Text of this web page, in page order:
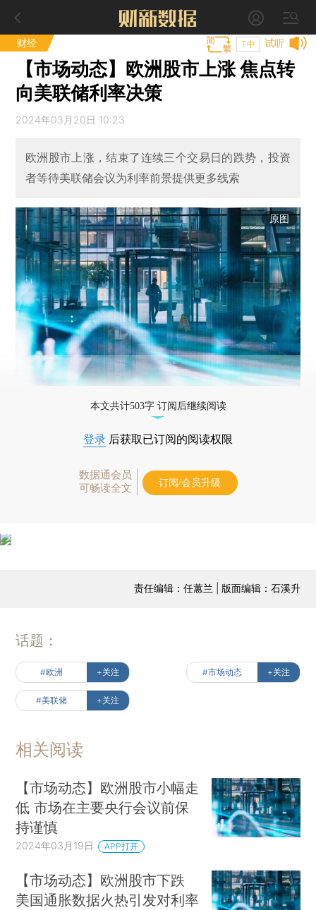
财经 试听
T中
【市场动态】欧洲股市上涨 焦点转
向美联储利率决策
2024年03月20日 10:23
欧洲股市上涨，结束了连续三个交易日的跌势，投资
者等待美联储会议为利率前景提供更多线索
原图
本文共计503字 订阅后继续阅读
登录 后获取已订阅的阅读权限
数据通会员
可畅读全文
订阅/会员升级
责任编辑：任蕙兰 | 版面编辑：石溪升
话题：
#欧洲 +关注 #市场动态 +关注
#美联储 +关注
相关阅读
【市场动态】欧洲股市小幅走
低 市场在主要央行会议前保
持谨慎
2024年03月19日 APP打开
【市场动态】欧洲股市下跌
美国通胀数据火热引发对利率